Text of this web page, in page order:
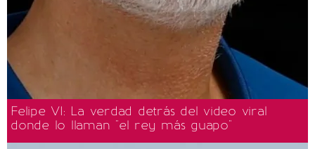
Felipe VI: La verdad detrás del video viral
donde lo llaman "el rey más guapo"